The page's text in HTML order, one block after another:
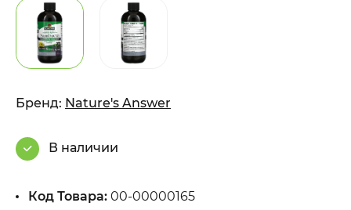
Бренд: Nature's Answer
В наличии
Код Товара: 00-00000165